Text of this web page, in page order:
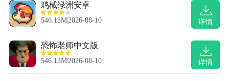
详情
鸡械绿洲安卓
546.13M2026-08-10
详情
恐怖老师中文版
546.13M2026-08-10